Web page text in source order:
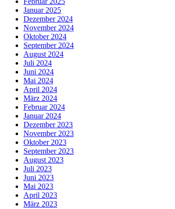
Januar 2025
Dezember 2024
November 2024
Oktober 2024
September 2024
August 2024
Juli 2024
Juni 2024
Mai 2024
April 2024
März 2024
Februar 2024
Januar 2024
Dezember 2023
November 2023
Oktober 2023
September 2023
August 2023
Juli 2023
Juni 2023
Mai 2023
April 2023
März 2023